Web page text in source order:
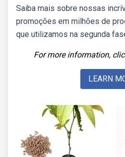
Saiba mais sobre nossas
promoções em milhões de
que utilizamos na segunda
For more information,
LEARN